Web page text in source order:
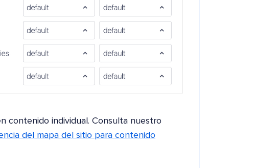
contenido individual. Consulta nuestro
del mapa del sitio para contenido